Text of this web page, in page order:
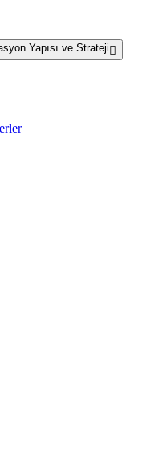
Yapısı ve Strateji